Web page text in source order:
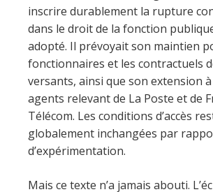
inscrire durablement la rupture
dans le droit de la fonction
adopté. Il prévoyait son maintien
fonctionnaires et les contractuels
versants, ainsi que son extension
agents relevant de La Poste et de
Télécom. Les conditions d’accès
globalement inchangées par
d’expérimentation.
Mais ce texte n’a jamais abouti.